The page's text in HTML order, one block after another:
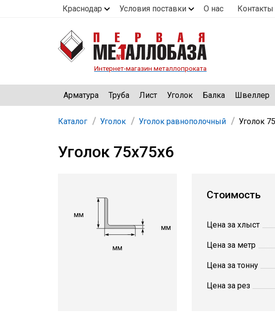
Краснодар Условия поставки О нас Контакты
Интернет-магазин металлопроката
Арматура Труба Лист Уголок Балка Швеллер
Каталог Уголок Уголок равнополочный Уголок
Уголок 75х75х6
мм
мм
мм
Стоимость
Цена за хлыст
Цена за метр
Цена за тонну
Цена за рез